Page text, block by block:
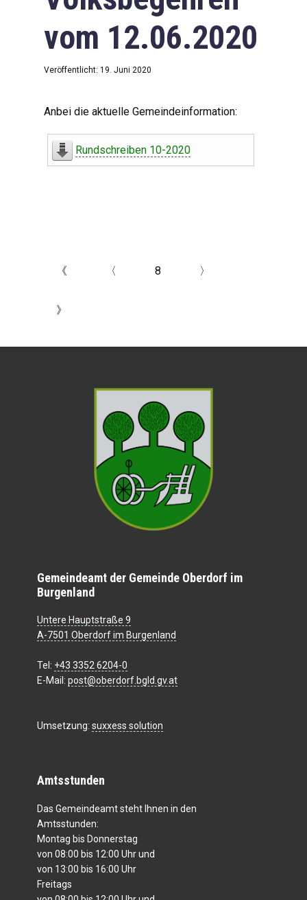
vom 12.06.2020
Veröffentlicht: 19. Juni 2020
Anbei die aktuelle Gemeindeinformation:
Rundschreiben 10-2020
《 〈 8 〉
》
Gemeindeamt der Gemeinde Oberdorf im
Burgenland
Untere Hauptstraße 9
A-7501 Oberdorf im Burgenland
Tel: +43 3352 6204-0
E-Mail: post@oberdorf.bgld.gv.at
Umsetzung: suxxess solution
Amtsstunden
Das Gemeindeamt steht Ihnen in den
Amtsstunden:
Montag bis Donnerstag
von 08:00 bis 12:00 Uhr und
von 13:00 bis 16:00 Uhr
Freitags